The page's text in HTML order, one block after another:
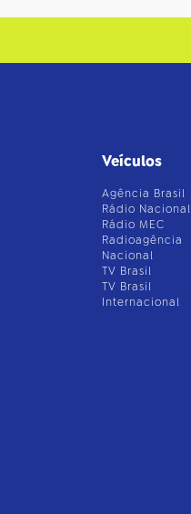
Veículos
Agência Brasil
Rádio Nacional
Rádio MEC
Radioagência
Nacional
TV Brasil
TV Brasil
Internacional